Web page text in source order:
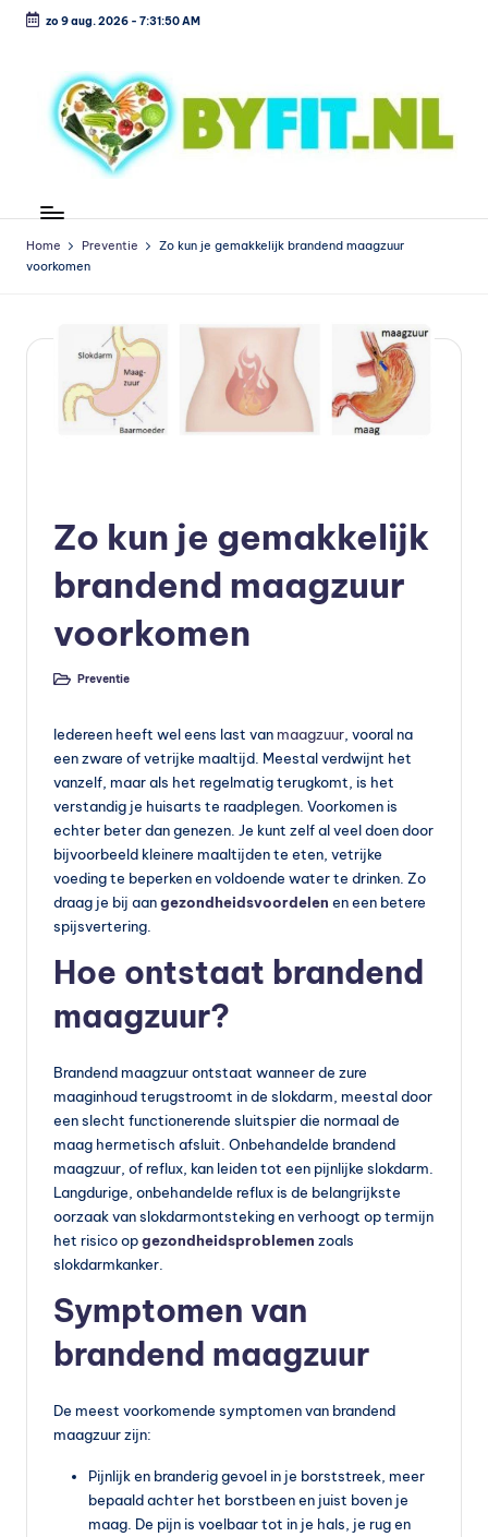
zo 9 aug. 2026- 7:31:50 AM
o
o
o
d
in
p
p
le
m
en
koop
voordelig
Home Preventie
Zo kun je gemakkelijk brandend maagzuur
voorkomen
Zo kun je gemakkelijk
brandend maagzuur
voorkomen
Geplaatst
Preventie
Iedereen heeft wel eens last van maagzuur , vooral na
een zware of vetrijke maaltijd. Meestal verdwijnt het
vanzelf, maar als het regelmatig terugkomt, is het
verstandig je huisarts te raadplegen. Voorkomen is
echter beter dan genezen. Je kunt zelf al veel doen door
bijvoorbeeld kleinere maaltijden te eten, vetrijke
voeding te beperken en voldoende water te drinken. Zo
draag je bij aangezondheidsvoordelen en een betere
spijsvertering.
Hoe ontstaat brandend
maagzuur?
Brandend maagzuur ontstaat wanneer de zure
maaginhoud terugstroomt in de slokdarm, meestal door
een slecht functionerende sluitspier die normaal de
maag hermetisch afsluit. Onbehandelde brandend
maagzuur, of reflux, kan leiden tot een pijnlijke slokdarm.
Langdurige, onbehandelde reflux is de belangrijkste
oorzaak van slokdarmontsteking en verhoogt op termijn
het risico opgezondheidsproblemen zoals
slokdarmkanker.
Symptomen van
brandend maagzuur
De meest voorkomende symptomen van brandend
maagzuur zijn:
Pijnlijk en branderig gevoel in je borststreek, meer
bepaald achter het borstbeen en juist boven je
maag. De pijn is voelbaar tot in je hals, je rug en